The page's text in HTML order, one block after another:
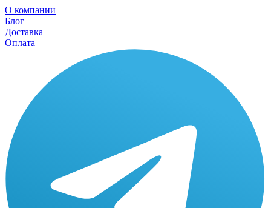
О компании
Блог
Доставка
Оплата